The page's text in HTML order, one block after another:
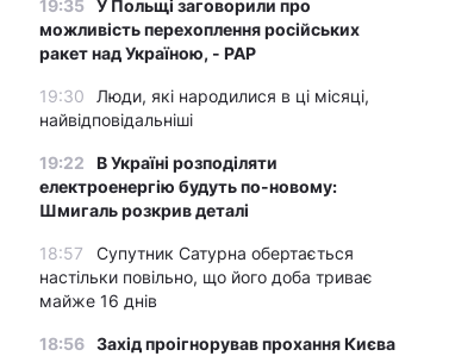
19:35 У Польщі заговорили про
можливість перехоплення російських
ракет над Україною, - PAP
19:30
Люди, які народилися в ці місяці,
найвідповідальніші
19:22
В Україні розподіляти
електроенергію будуть по-новому:
Шмигаль розкрив деталі
18:57
Супутник Сатурна обертається
настільки повільно, що його доба триває
майже 16 днів
18:56 Захід проігнорував прохання Києва